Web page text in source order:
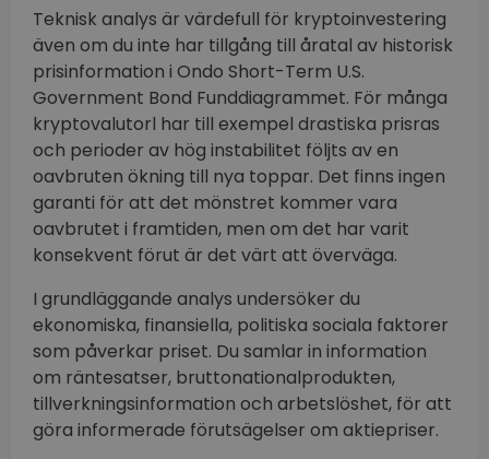
Teknisk analys är värdefull för kryptoinvestering
även om du inte har tillgång till åratal av historisk
prisinformation i Ondo Short-Term U.S.
Government Bond Funddiagrammet. För många
kryptovalutorl har till exempel drastiska prisras
och perioder av hög instabilitet följts av en
oavbruten ökning till nya toppar. Det finns ingen
garanti för att det mönstret kommer vara
oavbrutet i framtiden, men om det har varit
konsekvent förut är det värt att överväga.
I grundläggande analys undersöker du
ekonomiska, finansiella, politiska sociala faktorer
som påverkar priset. Du samlar in information
om räntesatser, bruttonationalprodukten,
tillverkningsinformation och arbetslöshet, för att
göra informerade förutsägelser om aktiepriser.